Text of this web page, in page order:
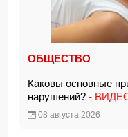
ОБЩЕСТВО
Каковы основные
нарушений? -
08 августа 2026